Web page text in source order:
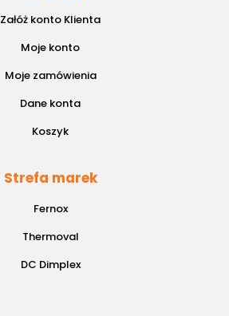
Załóż konto Klienta
Moje konto
Moje zamówienia
Dane konta
Koszyk
Strefa marek
Fernox
Thermoval
DC Dimplex